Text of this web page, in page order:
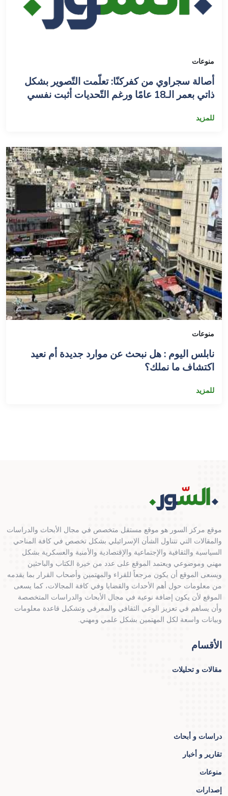
منوعات
أصالة سجراوي من كفركنّا: تعلّمت التّصوير بشكل
ذاتي بعمر الـ18 عامًا ورغم التّحديات أثبت نفسي
للمزيد
منوعات
نابلس اليوم : هل نبحث عن موارد جديدة أم نعيد
اكتشاف ما نملك؟
للمزيد
موقع مركز السور هو موقع مستقل متخصص في مجال الأبحاث والدراسات
والمقالات التي تتناول الشأن الإسرائيلي بشكل تخصص في كافة المناحي
السياسية والثقافية والإجتماعية والإقتصادية والأمنية والعسكرية بشكل
مهني وموضوعي ويعتمد الموقع على عدد من خيرة الكتاب والباحثين
ويسعى الموقع أن يكون مرجعاً للقراء والمهتمين وأصحاب القرار بما يقدمه
من معلومات حول أهم الأحداث والقضايا وفي كافة المجالات، كما يسعى
الموقع لأن يكون إضافة نوعية في مجال الأبحاث والدراسات المتخصصة
وأن يساهم في تعزيز الوعي الثقافي والمعرفي وتشكيل قاعدة معلومات
وبيانات واسعة لكل المهتمين بشكل علمي ومهني.
الأقسام
مقالات و تحليلات
دراسات و أبحاث
تقارير و أخبار
منوعات
إصدارات